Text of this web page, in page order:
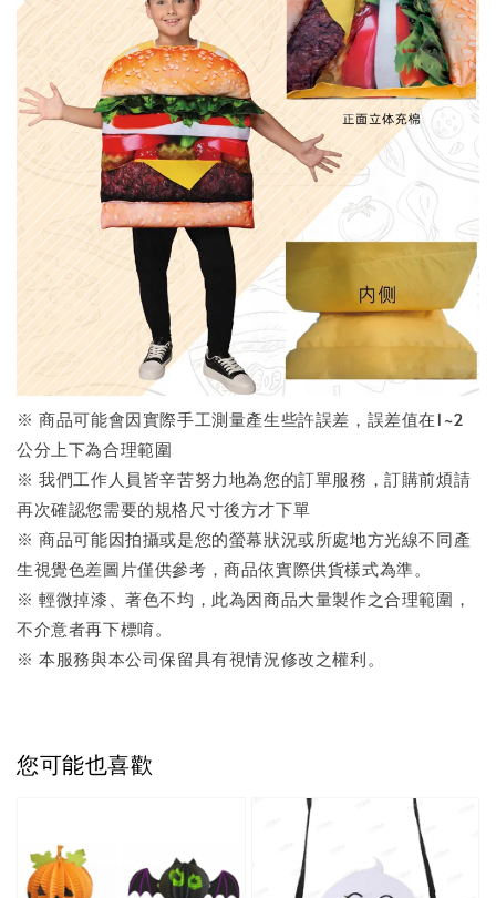
※ 商品可能會因實際手工測量產生些許誤差，誤差值在1~2
公分上下為合理範圍
※ 我們工作人員皆辛苦努力地為您的訂單服務，訂購前煩請
再次確認您需要的規格尺寸後方才下單
※ 商品可能因拍攝或是您的螢幕狀況或所處地方光線不同產
生視覺色差圖片僅供參考，商品依實際供貨樣式為準。
※ 輕微掉漆、著色不均，此為因商品大量製作之合理範圍，
不介意者再下標唷。
※ 本服務與本公司保留具有視情況修改之權利。
您可能也喜歡